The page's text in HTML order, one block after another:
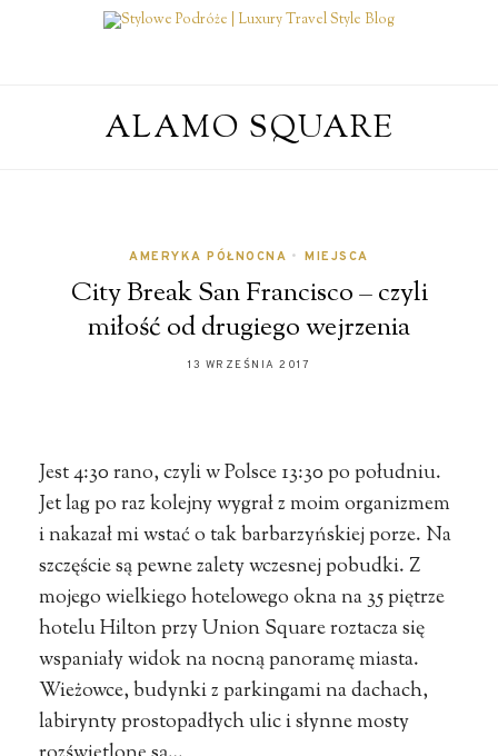
ALAMO SQUARE
AMERYKA PÓŁNOCNA • MIEJSCA
City Break San Francisco – czyli
miłość od drugiego wejrzenia
13 WRZEŚNIA 2017
Jest 4:30 rano, czyli w Polsce 13:30 po południu.
Jet lag po raz kolejny wygrał z moim organizmem
i nakazał mi wstać o tak barbarzyńskiej porze. Na
szczęście są pewne zalety wczesnej pobudki. Z
mojego wielkiego hotelowego okna na 35 piętrze
hotelu Hilton przy Union Square roztacza się
wspaniały widok na nocną panoramę miasta.
Wieżowce, budynki z parkingami na dachach,
labirynty prostopadłych ulic i słynne mosty